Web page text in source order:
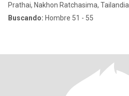
Prathai, Nakhon Ratchasima, Tailandia
Buscando: Hombre 51 - 55